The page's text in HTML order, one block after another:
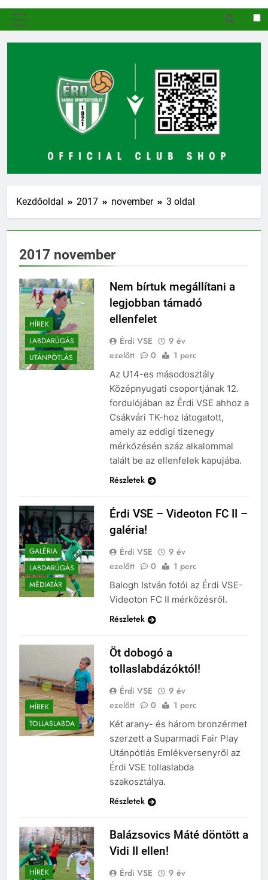
Kezdőoldal 2017 november 3 oldal
2017 november
HÍREK
LABDARÚGÁS
UTÁNPÓTLÁS
Nem bírtuk megállítani a
legjobban támadó
ellenfelet
Érdi VSE
9 év
ezelőtt
0 1 perc
Az U14-es másodosztály
Középnyugati csoportjának 12.
fordulójában az Érdi VSE ahhoz a
Csákvári TK-hoz látogatott,
amely az eddigi tizenegy
mérkőzésén száz alkalommal
talált be az ellenfelek kapujába.
Részletek
GALÉRIA
LABDARÚGÁS
MÉDIATÁR
Érdi VSE – Videoton FC II –
galéria!
Érdi VSE
9 év
ezelőtt
0 1 perc
Balogh István fotói az Érdi VSE-
Videoton FC II mérkőzésről.
Részletek
HÍREK
TOLLASLABDA
Öt dobogó a
tollaslabdázóktól!
Érdi VSE
9 év
ezelőtt
0 1 perc
Két arany- és három bronzérmet
szerzett a Suparmadi Fair Play
Utánpótlás Emlékversenyről az
Érdi VSE tollaslabda
szakosztálya.
Részletek
HÍREK
Balázsovics Máté döntött a
Vidi II ellen!
Érdi VSE
9 év